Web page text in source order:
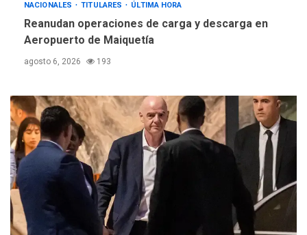
NACIONALES TITULARES ÚLTIMA HORA
Reanudan operaciones de carga y descarga en
Aeropuerto de Maiquetía
agosto 6, 2026 193